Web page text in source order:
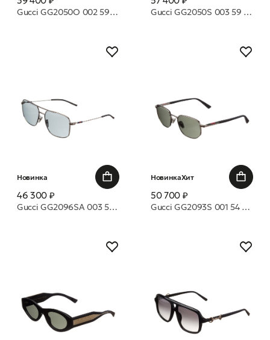
Gucci GG2050O 002 59 оправа Gucci GG2050S 003 59 очки с/з
Новинка
46 300 ₽
Gucci GG2096SA 003 59 очки с/з
НовинкаХит
50 700 ₽
Gucci GG2093S 001 54 очки с/з